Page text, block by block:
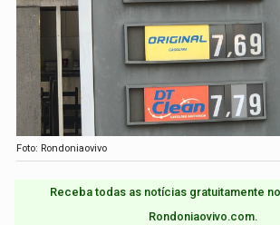
Foto: Rondoniaovivo
Receba todas as notícias gratuitamente
Rondoniaovivo.com.​